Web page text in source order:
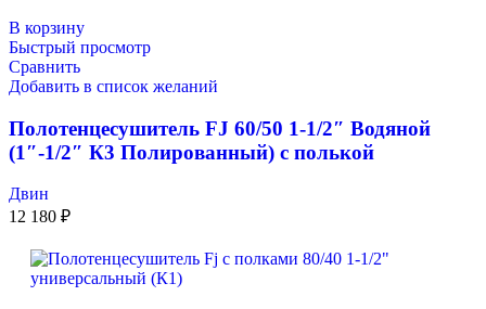
В корзину
Быстрый просмотр
Сравнить
Добавить в список желаний
Полотенцесушитель FJ 60/50 1-1/2″ Водяной
(1″-1/2″ К3 Полированный) c полькой
Двин
12 180 ₽